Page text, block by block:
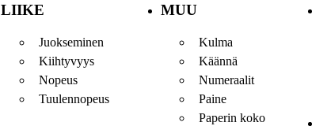
LIIKE
Juokseminen
Kiihtyvyys
Nopeus
Tuulennopeus
MUU
Kulma
Käännä
Numeraalit
Paine
Paperin koko